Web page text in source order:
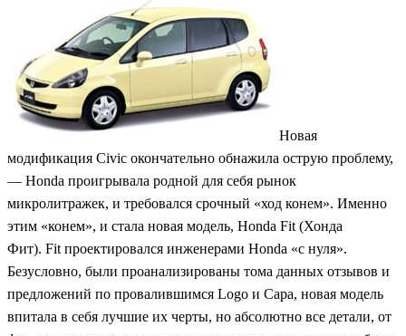
Новая
модификация Civic окончательно обнажила острую проблему,
— Honda проигрывала родной для себя рынок
микролитражек, и требовался срочный «ход конем». Именно
этим «конем», и стала новая модель, Honda Fit (Хонда
Фит). Fit проектировался инженерами Honda «с нуля».
Безусловно, были проанализированы тома данных отзывов и
предложений по провалившимся Logo и Capa, новая модель
впитала в себя лучшие их черты, но абсолютно все детали, от